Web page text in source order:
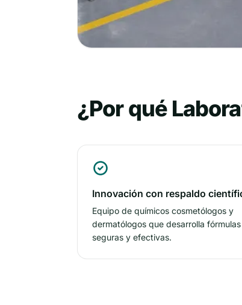
¿Por qué
Innovación con respaldo
Equipo de químicos cosmetólogos y
dermatólogos que desarrolla fórmulas
seguras y efectivas.